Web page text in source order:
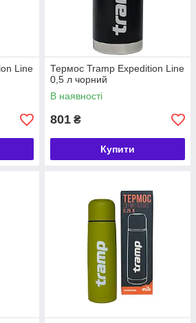
Line
Термос Tramp Expedition Line
0,5 л чорний
В наявності
801 ₴
Купити